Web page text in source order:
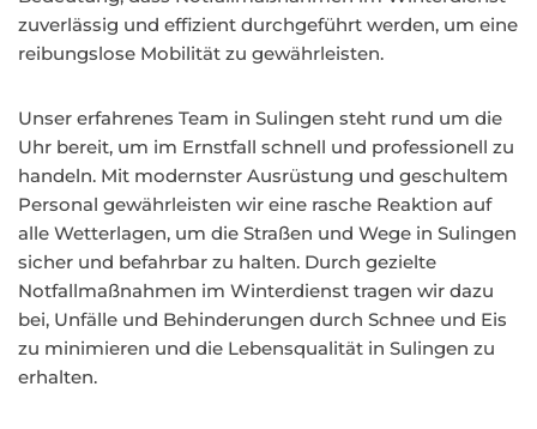
zuverlässig und effizient durchgeführt werden, um eine
reibungslose Mobilität zu gewährleisten.
Unser erfahrenes Team in Sulingen steht rund um die
Uhr bereit, um im Ernstfall schnell und professionell zu
handeln. Mit modernster Ausrüstung und geschultem
Personal gewährleisten wir eine rasche Reaktion auf
alle Wetterlagen, um die Straßen und Wege in Sulingen
sicher und befahrbar zu halten. Durch gezielte
Notfallmaßnahmen im Winterdienst tragen wir dazu
bei, Unfälle und Behinderungen durch Schnee und Eis
zu minimieren und die Lebensqualität in Sulingen zu
erhalten.